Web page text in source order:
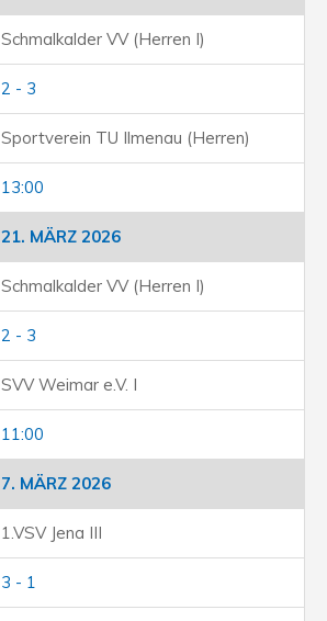
Schmalkalder VV (Herren I)
2 - 3
Sportverein TU Ilmenau (Herren)
13:00
21. MÄRZ 2026
Schmalkalder VV (Herren I)
2 - 3
SVV Weimar e.V. I
11:00
7. MÄRZ 2026
1.VSV Jena III
3 - 1